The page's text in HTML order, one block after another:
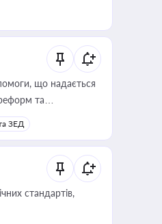
що надається
та
ЗЕД
стандартів,